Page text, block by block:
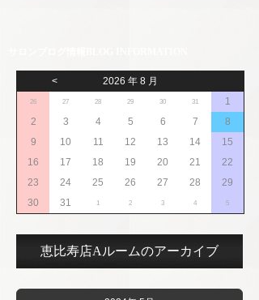
< 2026 年 8 月
26 27 28 29 30 31
1
2
3 4 5 6 7
8
9
10 11 12 13 14
15
16
17 18 19 20 21
22
23
24 25 26 27 28
29
30
31 1 2 3 4 5
恵比寿店Aルームのアーカイブ